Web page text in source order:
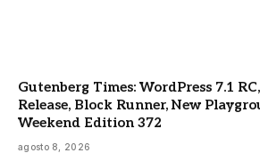
Gutenberg Times: WordPress 7.1
Release, Block Runner, New
Weekend Edition 372
agosto 8, 2026